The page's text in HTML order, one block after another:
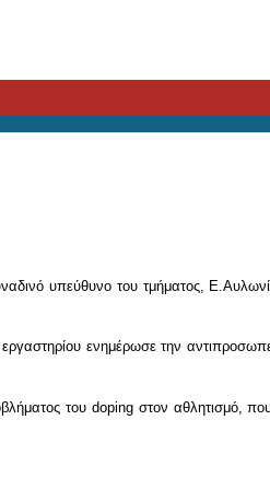
υπεύθυνο του τμήματος,
ενημέρωσε την
του doping στον αθλητισμό,